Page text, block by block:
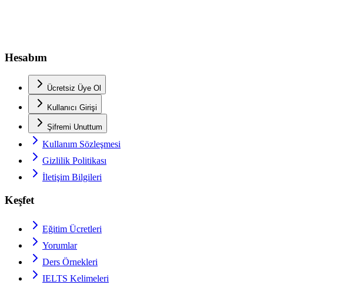
Hesabım
Ücretsiz Üye Ol
Kullanıcı Girişi
Şifremi Unuttum
Kullanım Sözleşmesi
Gizlilik Politikası
İletişim Bilgileri
Keşfet
Eğitim Ücretleri
Yorumlar
Ders Örnekleri
IELTS Kelimeleri